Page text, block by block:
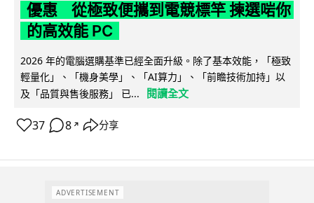
優惠 從極致便攜到電競標竿 揀選啱你
的高效能 PC
2026 年的電腦選購基準已經全面升級。除了基本效能，「極致
輕量化」、「機身美學」、「AI算力」、「前瞻技術加持」以
及「品質與售後服務」 已...
閱讀全文
37 8 ↗ 分享
ADVERTISEMENT